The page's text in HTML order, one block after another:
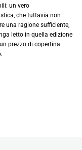
un vero
che tuttavia non
una ragione sufficiente,
letto in quella edizione
prezzo di copertina